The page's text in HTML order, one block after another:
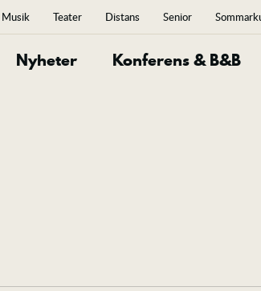
Musik Teater Distans Senior
Nyheter Konferens & B&B